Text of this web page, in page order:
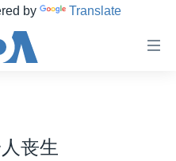
by Translate
丧生